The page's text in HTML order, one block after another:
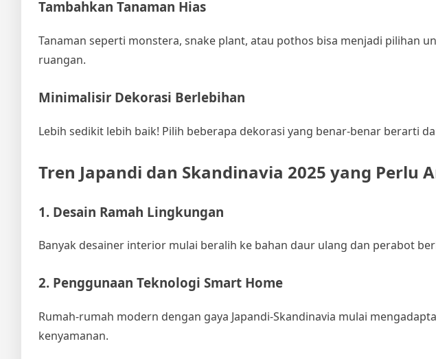
Tambahkan Tanaman Hias
Tanaman seperti monstera, snake plant, atau pothos bisa menjadi pilihan
ruangan.
Minimalisir Dekorasi Berlebihan
Lebih sedikit lebih baik! Pilih beberapa dekorasi yang benar-benar berarti
Tren Japandi dan Skandinavia 2025 yang Perlu
1. Desain Ramah Lingkungan
Banyak desainer interior mulai beralih ke bahan daur ulang dan perabot
2. Penggunaan Teknologi Smart Home
Rumah-rumah modern dengan gaya Japandi-Skandinavia mulai
kenyamanan.